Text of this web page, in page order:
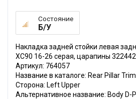
Состояние
Б/У
Накладка задней стойки левая
XC90 16-26 серая, царапины
Артикул: 764057
Название в каталоге: Rear Pillar
Сторона: Left Upper
Альтернативное название: Body D-